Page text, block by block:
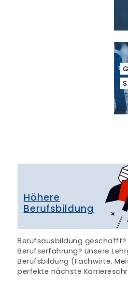
Höhere
Berufsbildung
Berufsausbildung geschafft?
Berufserfahrung? Unsere
Berufsbildung (Fachwirte,
perfekte nächste